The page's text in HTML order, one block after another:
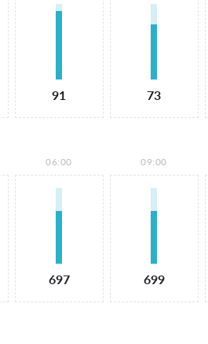
91 73
06:00
697
09:00
699